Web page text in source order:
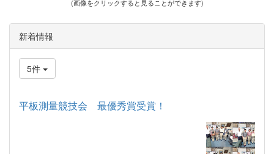
(画像をクリックすると見ることができます)
新着情報
5件
平板測量競技会 最優秀賞受賞！